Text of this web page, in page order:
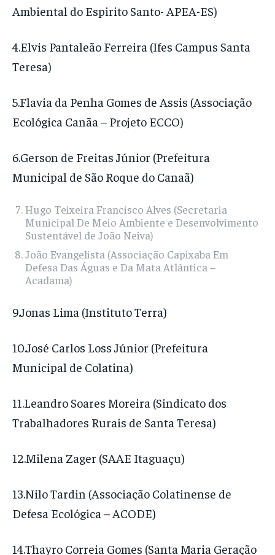
Ambiental do Espirito Santo- APEA-ES)
4.Elvis Pantaleão Ferreira (Ifes Campus Santa
Teresa)
5.Flavia da Penha Gomes de Assis (Associação
Ecológica Canãa – Projeto ECCO)
6.Gerson de Freitas Júnior (Prefeitura
Municipal de São Roque do Canaã)
Hugo Teixeira Francisco Alves (Secretaria
Municipal De Meio Ambiente e Desenvolvimento
Sustentável de João Neiva)
João Evangelista (Associação Capixaba Em
Defesa Das Águas e Da Mata Atlântica –
Acadama)
9.Jonas Lima (Instituto Terra)
10.José Carlos Loss Júnior (Prefeitura
Municipal de Colatina)
11.Leandro Soares Moreira (Sindicato dos
Trabalhadores Rurais de Santa Teresa)
12.Milena Zager (SAAE Itaguaçu)
13.Nilo Tardin (Associação Colatinense de
Defesa Ecológica – ACODE)
14.Thayro Correia Gomes (Santa Maria Geração